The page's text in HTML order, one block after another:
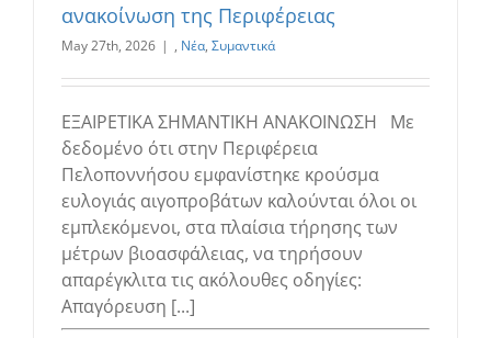
ανακοίνωση της Περιφέρειας
May 27th, 2026 | , Νέα, Συμαντικά
ΕΞΑΙΡΕΤΙΚΑ ΣΗΜΑΝΤΙΚΗ ΑΝΑΚΟΙΝΩΣΗ Με
δεδομένο ότι στην Περιφέρεια
Πελοποννήσου εμφανίστηκε κρούσμα
ευλογιάς αιγοπροβάτων καλούνται όλοι οι
εμπλεκόμενοι, στα πλαίσια τήρησης των
μέτρων βιοασφάλειας, να τηρήσουν
απαρέγκλιτα τις ακόλουθες οδηγίες:
Απαγόρευση [...]